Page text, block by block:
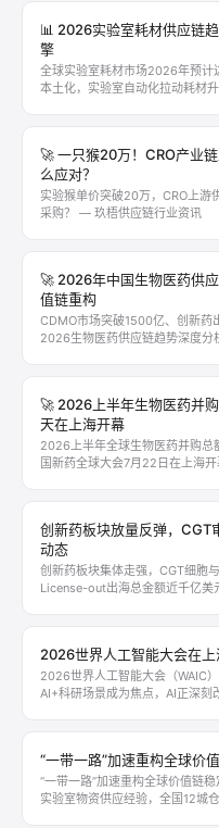
📊 2026实验室耗材供应链
擎
全球实验室耗材市场2026年预计
本土化，实验室自动化拉动耗
🚀 一只猴20万！CRO产业
么应对？
实验猴单价突破20万，CRO上游
采购？ — 玖梧供应链行业资讯
🚀 2026年中国生物医药供
值链重构
CDMO市场突破1500亿、创新药
2026生物医药供应链趋势深度
🚀 2026上半年生物医药并
天在上海开幕
2026上半年全球生物医药并购
国新药全球大会7月22日在上海
创新药板块放量反弹，
动态
创新药板块集体走强，CGT细胞
License-out出海总金额近千亿
2026世界人工智能大会在
2026世界人工智能大会（WAIC
AI+科研场景成为焦点，AI正深
“一带一路”加速重构全球价
“一带一路”加速重构全球价值链
实验室物资供应经验，全国12城